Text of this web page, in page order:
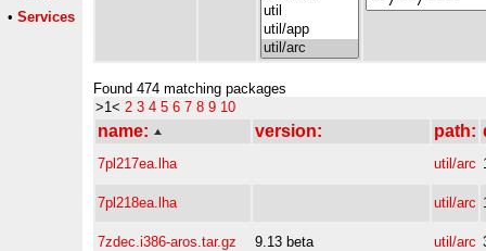
• Services
Found 474 matching packages
>1< 2 3 4 5 6 7 8 9 10
name: version: path:
7pl217ea.lha util/arc
7pl218ea.lha util/arc
7zdec.i386-aros.tar.gz 9.13 beta util/arc